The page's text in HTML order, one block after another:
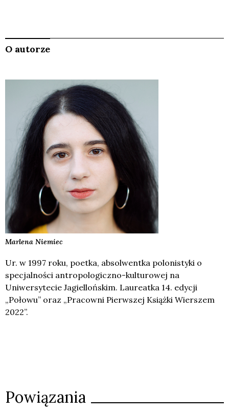
O autorze
Marlena Niemiec
Ur. w 1997 roku, poetka, absolwentka polonistyki o
specjalności antropologiczno-kulturowej na
Uniwersytecie Jagiellońskim. Laureatka 14. edycji
„Połowu” oraz „Pracowni Pierwszej Książki Wierszem
2022”.
Powiązania